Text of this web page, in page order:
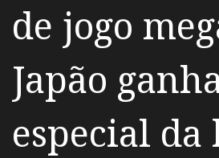
de jogo
Japão
especial